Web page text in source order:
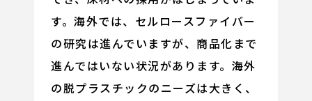
す。海外では、セルロースファイバー
の研究は進んでいますが、商品化まで
進んではいない状況があります。海外
の脱プラスチックのニーズは大きく、